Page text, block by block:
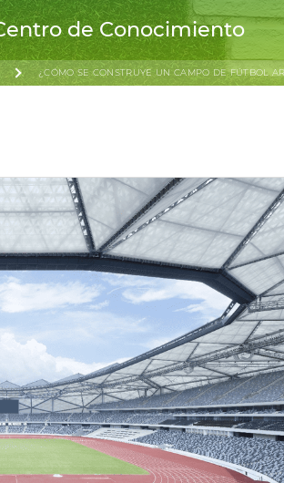
de Conocimiento
¿CÓMO SE CONSTRUYE UN CAMPO DE FÚTBOL